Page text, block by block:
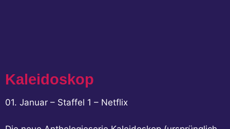
Kaleidoskop
01. Januar – Staffel 1 – Netflix